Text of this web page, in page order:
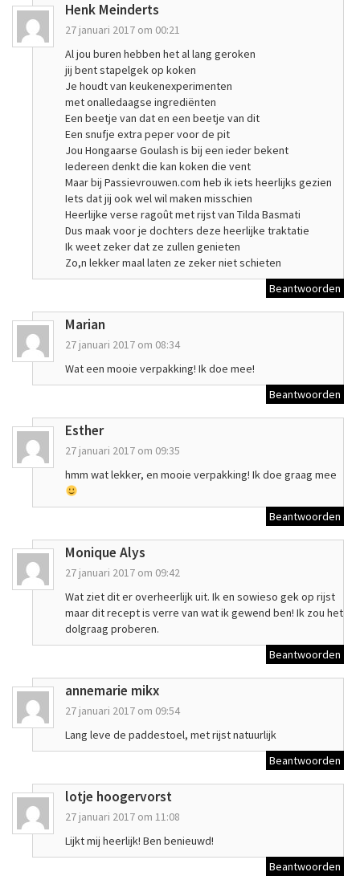
Henk Meinderts
27 januari 2017 om 00:21
Al jou buren hebben het al lang geroken
jij bent stapelgek op koken
Je houdt van keukenexperimenten
met onalledaagse ingrediënten
Een beetje van dat en een beetje van dit
Een snufje extra peper voor de pit
Jou Hongaarse Goulash is bij een ieder bekent
Iedereen denkt die kan koken die vent
Maar bij Passievrouwen.com heb ik iets heerlijks gezien
Iets dat jij ook wel wil maken misschien
Heerlijke verse ragoût met rijst van Tilda Basmati
Dus maak voor je dochters deze heerlijke traktatie
Ik weet zeker dat ze zullen genieten
Zo,n lekker maal laten ze zeker niet schieten
Beantwoorden
Marian
27 januari 2017 om 08:34
Wat een mooie verpakking! Ik doe mee!
Beantwoorden
Esther
27 januari 2017 om 09:35
hmm wat lekker, en mooie verpakking! Ik doe graag mee
Beantwoorden
Monique Alys
27 januari 2017 om 09:42
Wat ziet dit er overheerlijk uit. Ik en sowieso gek op rijst
maar dit recept is verre van wat ik gewend ben! Ik zou het
dolgraag proberen.
Beantwoorden
annemarie mikx
27 januari 2017 om 09:54
Lang leve de paddestoel, met rijst natuurlijk
Beantwoorden
lotje hoogervorst
27 januari 2017 om 11:08
Lijkt mij heerlijk! Ben benieuwd!
Beantwoorden